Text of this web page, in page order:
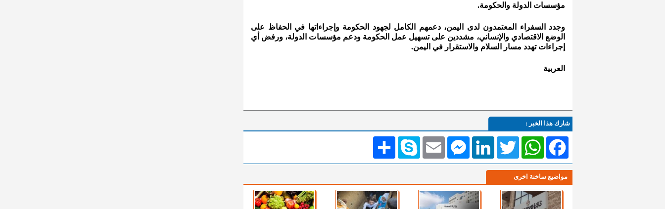
مؤسسات الدولة والحكومة.
وجدد السفراء المعتمدون لدى اليمن، دعمهم الكامل لجهود الحكومة وإجراءاتها في الحفاظ على
الوضع الاقتصادي والإنساني، مشددين على تسهيل عمل الحكومة ودعم مؤسسات الدولة، ورفض أي
إجراءات تهدد مسار السلام والاستقرار في اليمن.
العربية
شارك هذا الخبر :
انشر Skype EmailMessengerLinkedIn TwitterWhatsAppFacebook
مواضيع ساخنة اخرى